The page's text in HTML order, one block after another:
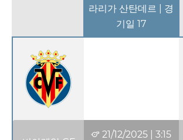
라리가 산탄데르 | 경
기일 17
21/12/2025 |3:15